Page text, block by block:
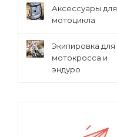
Аксессуары для
мотоцикла
Экипировка для
мотокросса и
эндуро